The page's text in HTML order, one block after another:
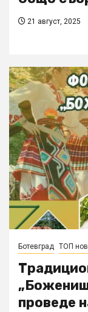
21 август, 2025
Ботевград ТОП
проведе